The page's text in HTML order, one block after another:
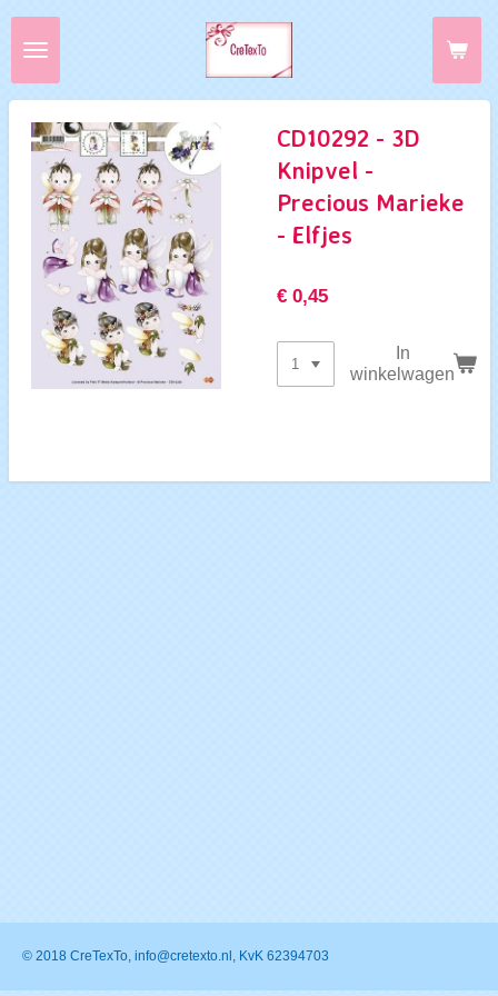
Ga
direct
de
hoofdinhoud
CD10292 - 3D
Knipvel -
Precious Marieke
- Elfjes
€ 0,45
In
winkelwagen
© 2018 CreTexTo, info@cretexto.nl, KvK 62394703